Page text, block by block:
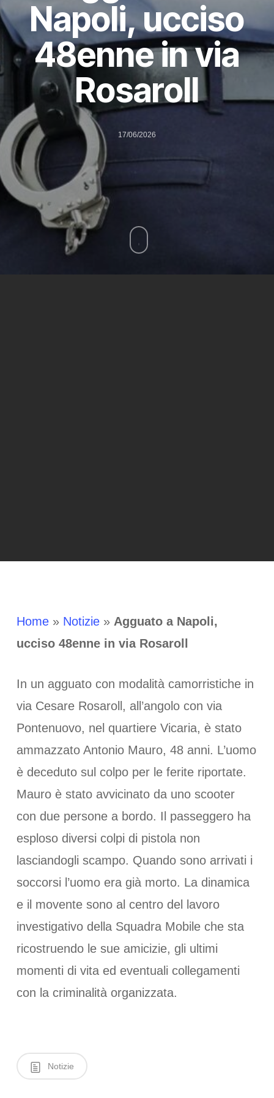
Napoli, ucciso
48enne in via
Rosaroll
17/06/2026
Home» Notizie» Agguato a Napoli,
ucciso 48enne in via Rosaroll
In un agguato con modalità camorristiche in
via Cesare Rosaroll, all’angolo con via
Pontenuovo, nel quartiere Vicaria, è stato
ammazzato Antonio Mauro, 48 anni. L’uomo
è deceduto sul colpo per le ferite riportate.
Mauro è stato avvicinato da uno scooter
con due persone a bordo. Il passeggero ha
esploso diversi colpi di pistola non
lasciandogli scampo. Quando sono arrivati i
soccorsi l’uomo era già morto. La dinamica
e il movente sono al centro del lavoro
investigativo della Squadra Mobile che sta
ricostruendo le sue amicizie, gli ultimi
momenti di vita ed eventuali collegamenti
con la criminalità organizzata.
Notizie